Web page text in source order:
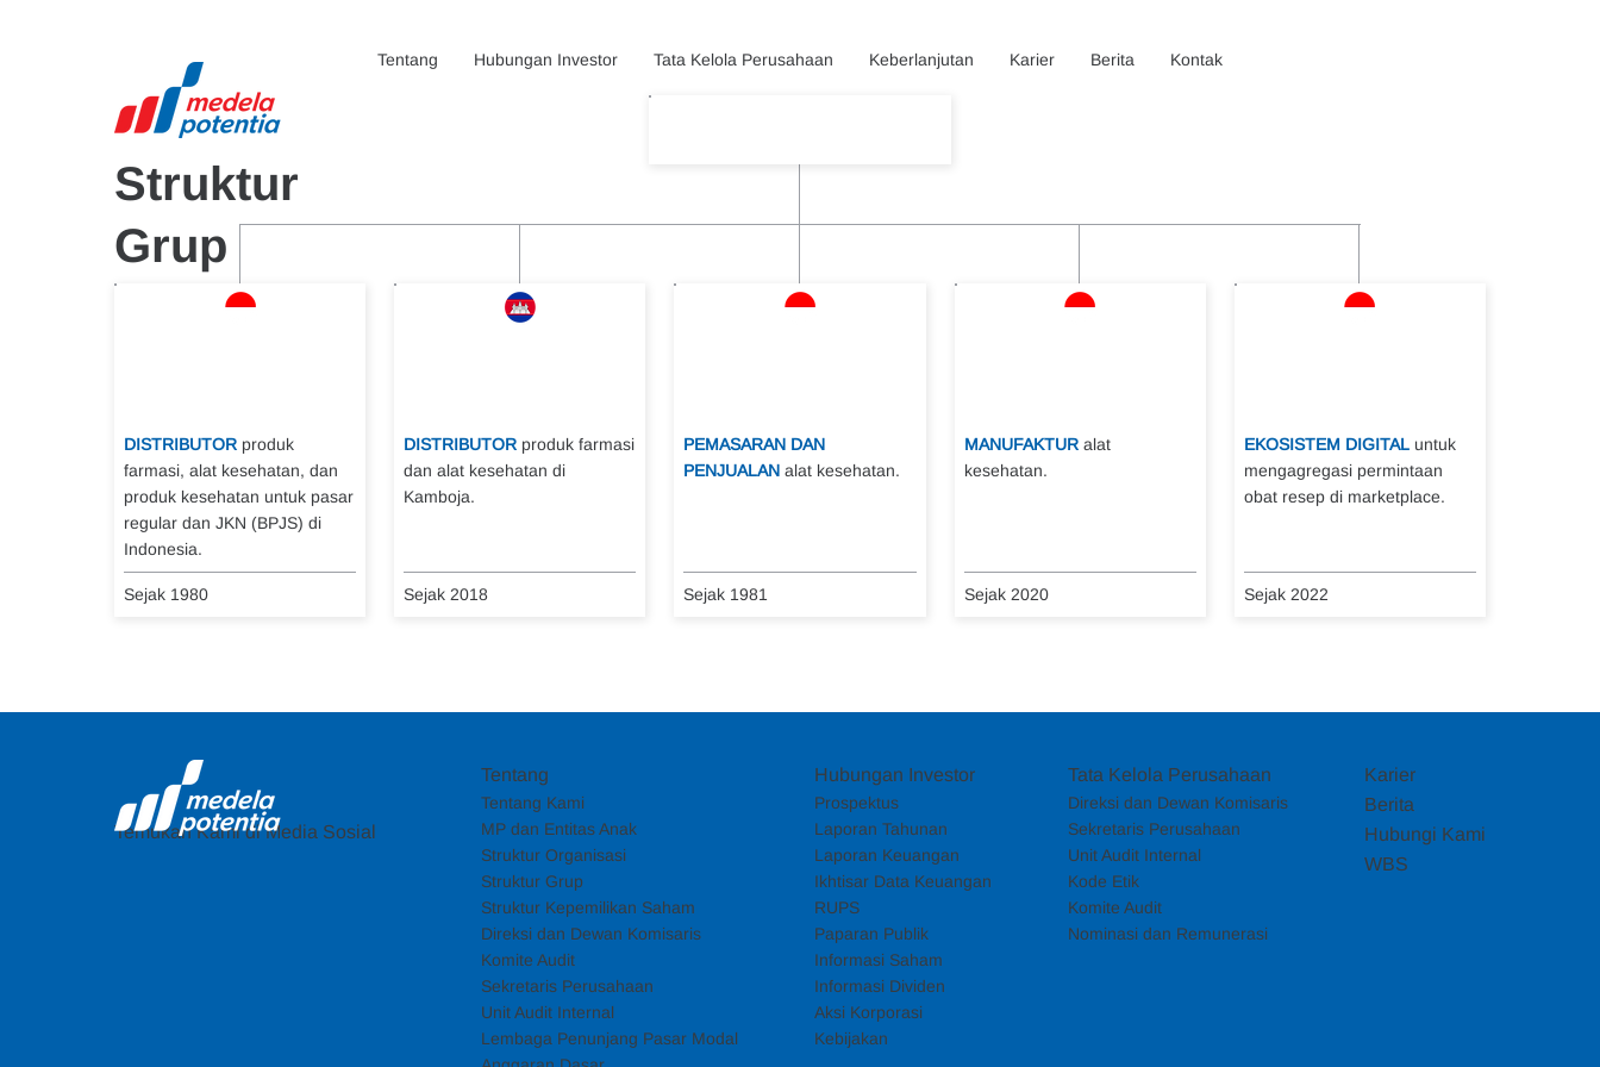
Tentang Hubungan Investor Tata Kelola Perusahaan Keberlanjutan Karier Berita Kontak
Struktur
Grup
DISTRIBUTOR produk
farmasi, alat kesehatan, dan
produk kesehatan untuk pasar
regular dan JKN (BPJS) di
Indonesia.
Sejak 1980
DISTRIBUTOR produk farmasi
dan alat kesehatan di
Kamboja.
Sejak 2018
PEMASARAN DAN
PENJUALAN alat kesehatan.
Sejak 1981
MANUFAKTURalat
kesehatan.
Sejak 2020
EKOSISTEM DIGITALuntuk
mengagregasi permintaan
obat resep di marketplace.
Sejak 2022
Karier
Berita
Hubungi Kami
WBS
Direksi dan Dewan Komisaris
Sekretaris Perusahaan
Unit Audit Internal
Kode Etik
Komite Audit
Nominasi dan Remunerasi
Tata Kelola Perusahaan
Prospektus
Laporan Tahunan
Laporan Keuangan
Ikhtisar Data Keuangan
RUPS
Paparan Publik
Informasi Saham
Informasi Dividen
Aksi Korporasi
Kebijakan
Hubungan Investor
Tentang Kami
MP dan Entitas Anak
Struktur Organisasi
Struktur Grup
Struktur Kepemilikan Saham
Direksi dan Dewan Komisaris
Komite Audit
Sekretaris Perusahaan
Unit Audit Internal
Lembaga Penunjang Pasar Modal
Tentang
Temukan Kami di Media Sosial